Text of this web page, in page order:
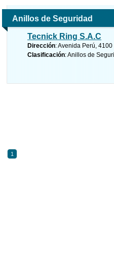
Anillos de Seguridad
Tecnick Ring S.A.C
Dirección: Avenida Perú,
Clasificación: Anillos de
1